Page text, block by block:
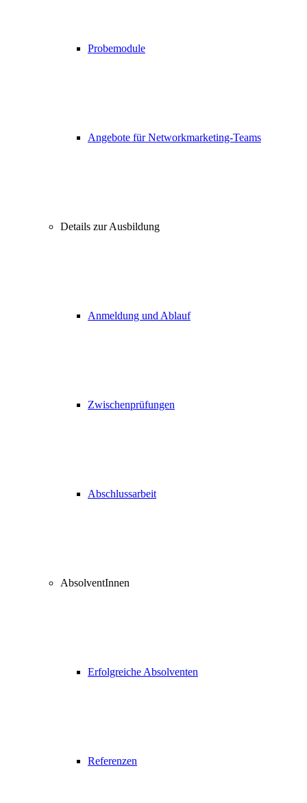
Probemodule
Angebote für Networkmarketing-Teams
Details zur Ausbildung
Anmeldung und Ablauf
Zwischenprüfungen
Abschlussarbeit
AbsolventInnen
Erfolgreiche Absolventen
Referenzen